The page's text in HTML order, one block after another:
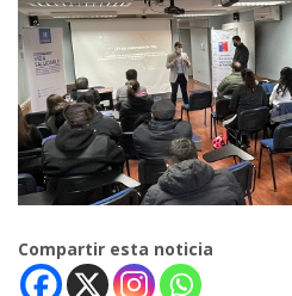
Compartir esta noticia